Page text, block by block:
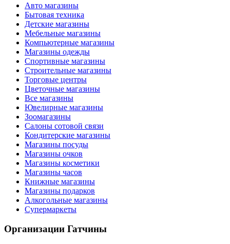
Авто магазины
Бытовая техника
Детские магазины
Мебельные магазины
Компьютерные магазины
Магазины одежды
Спортивные магазины
Строительные магазины
Торговые центры
Цветочные магазины
Все магазины
Ювелирные магазины
Зоомагазины
Салоны сотовой связи
Кондитерские магазины
Магазины посуды
Магазины очков
Магазины косметики
Магазины часов
Книжные магазины
Магазины подарков
Алкогольные магазины
Супермаркеты
Организации Гатчины